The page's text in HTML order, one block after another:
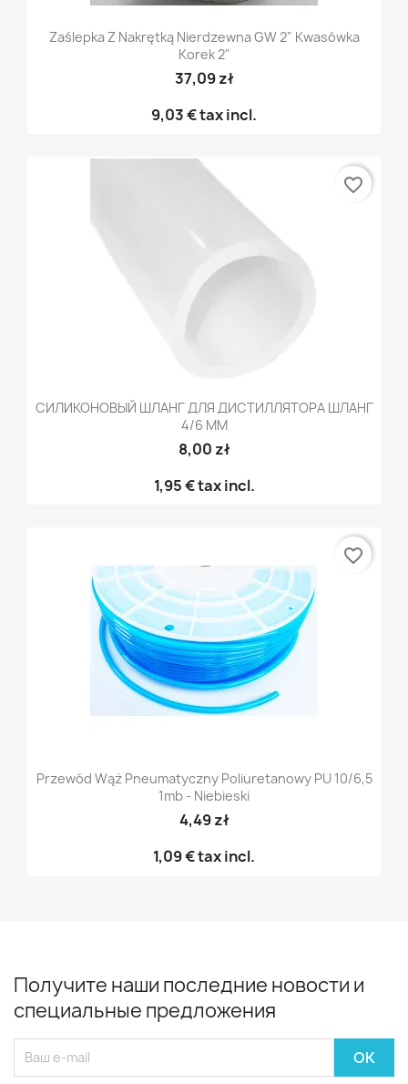
Zaślepka Z Nakrętką Nierdzewna GW 2" Kwasówka
Korek 2"
37,09 zł
9,03 €tax incl.
СИЛИКОНОВЫЙ ШЛАНГ ДЛЯ ДИСТИЛЛЯТОРА ШЛАНГ
4/6 ММ
8,00 zł
1,95 €tax incl.
favorite_border
Przewód Wąż Pneumatyczny Poliuretanowy PU 10/6,5
1mb - Niebieski
4,49 zł
1,09 €tax incl.
favorite_border
Получите наши последние новости и
специальные предложения